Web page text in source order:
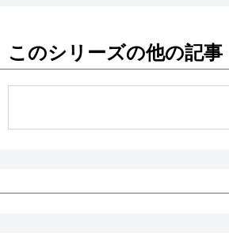
このシリーズの他の記事